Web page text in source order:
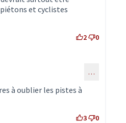
et cyclistes
2 0
…
à oublier les pistes à
3 0